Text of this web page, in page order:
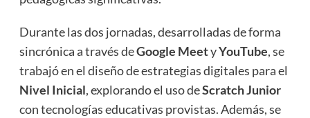
Durante las dos jornadas, desarrolladas de forma
sincrónica a través deGoogle MeetyYouTube, se
trabajó en el diseño de estrategias digitales para el
Nivel Inicial, explorando el uso deScratch Junior
con tecnologías educativas provistas. Además, se